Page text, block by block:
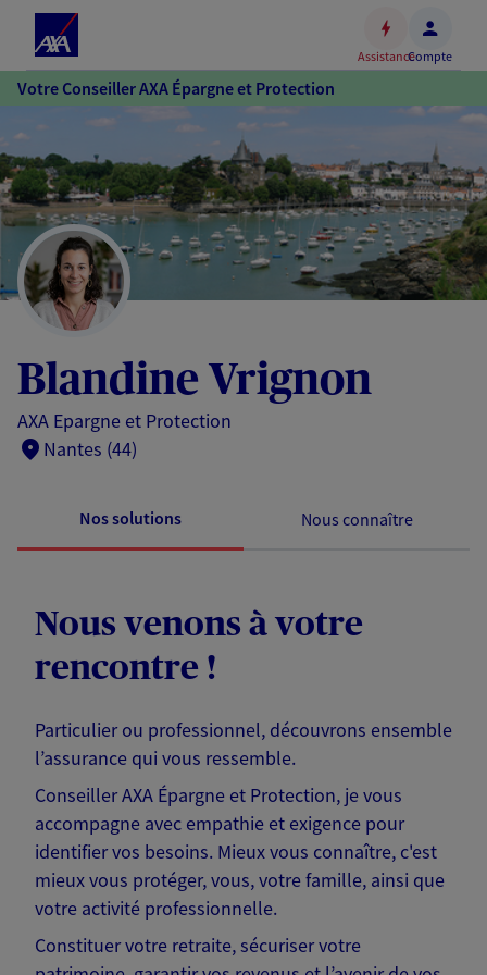
Accéder
au
contenu
principal
Accéder
au
pied
de
page
AssistanceCompte
Votre Conseiller AXA Épargne et Protection
Blandine Vrignon
AXA Epargne et Protection
Nantes (44)
Nos solutions Nous connaître
Nous venons à votre
rencontre !
Particulier ou professionnel, découvrons ensemble
l’assurance qui vous ressemble.
Conseiller AXA Épargne et Protection, je vous
accompagne avec empathie et exigence pour
identifier vos besoins. Mieux vous connaître, c'est
mieux vous protéger, vous, votre famille, ainsi que
votre activité professionnelle.
Constituer votre retraite, sécuriser votre